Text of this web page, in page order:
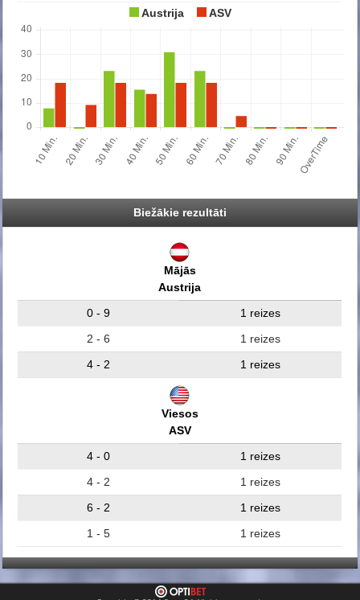
Austrija
ASV
Biežākie rezultāti
Mājās
Austrija
0 - 9
1 reizes
2 - 6
1 reizes
4 - 2
1 reizes
Viesos
ASV
4 - 0
1 reizes
4 - 2
1 reizes
6 - 2
1 reizes
1 - 5
1 reizes